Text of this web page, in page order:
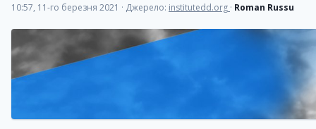
10:57, 11-го березня 2021 · Джерело: institutedd.org · Roman Russu